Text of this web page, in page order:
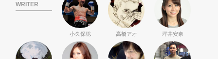
WRITER
小久保聡 高橋アオ 坪井安奈